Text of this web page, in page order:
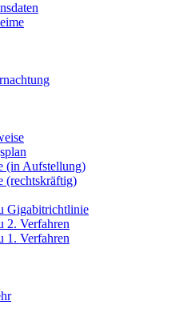
(in Aufstellung)
(rechtskräftig)
Gigabitrichtlinie
2. Verfahren
1. Verfahren